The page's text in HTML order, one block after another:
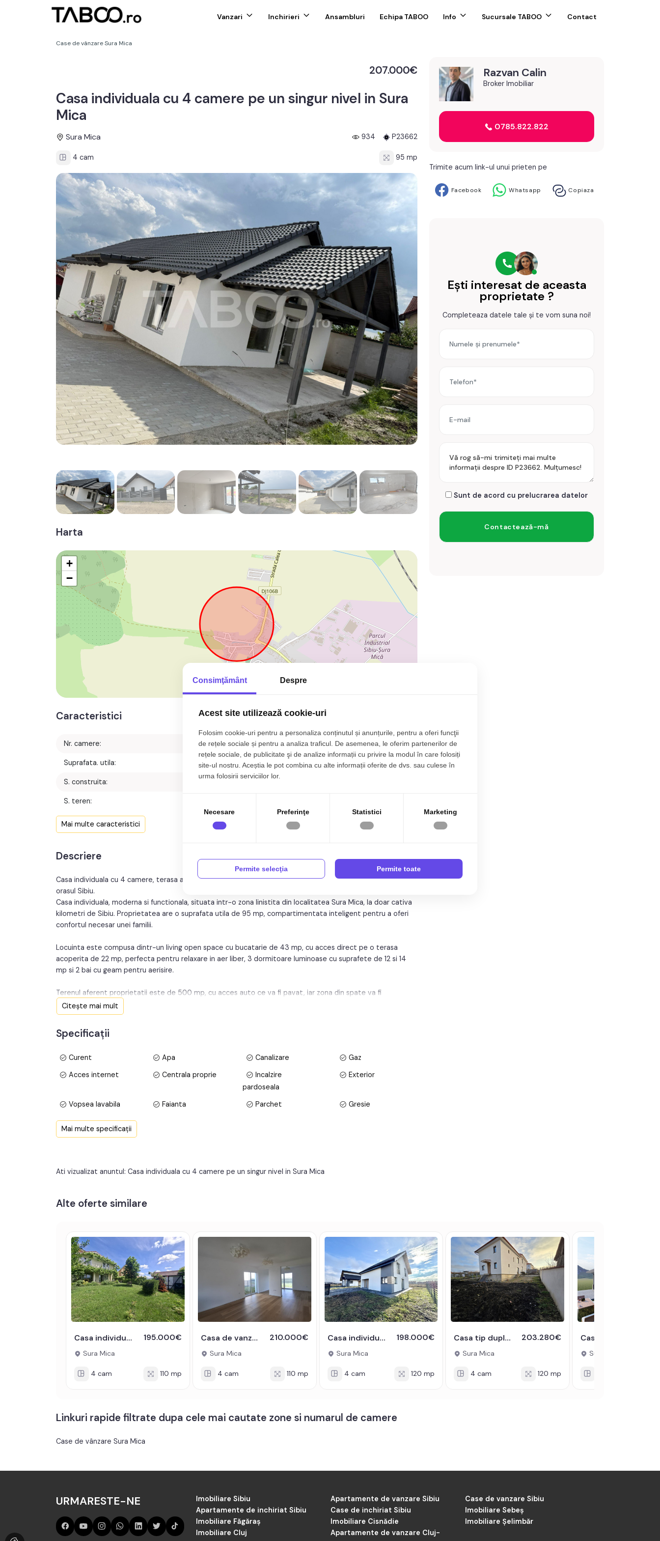
Vanzari Inchirieri Ansambluri Echipa TABOO Info Sucursale TABOO Contact
Case de vânzare Sura Mica
207.000€
Casa individuala cu 4 camere pe un singur nivel in Sura
Mica
Sura Mica 934 P23662
4 cam 95 mp
Harta
+
−
Caracteristici
Nr. camere: 4
Suprafata. utila: 95 mp
S. construita:
S. teren:
Nr. bai: 2
Nr. bucatarii: 1
Structura rezistenta: Caramida
Mai multe caracteristici
Descriere
Casa individuala cu 4 camere, terasa acoperita si 500 mp teren, de vanzare in Sura Mica – priveliste spre
orasul Sibiu.
Casa individuala, moderna si functionala, situata intr-o zona linistita din localitatea Sura Mica, la doar cativa
kilometri de Sibiu. Proprietatea are o suprafata utila de 95 mp, compartimentata inteligent pentru a oferi
confortul necesar unei familii.
Locuinta este compusa dintr-un living open space cu bucatarie de 43 mp, cu acces direct pe o terasa
acoperita de 22 mp, perfecta pentru relaxare in aer liber, 3 dormitoare luminoase cu suprafete de 12 si 14
mp si 2 bai cu geam pentru aerisire.
Terenul aferent proprietatii este de 500 mp, cu acces auto ce va fi pavat, iar zona din spate va fi
amenajata cu gazon verde, oferind un cadru placut pentru timp petrecut in curte.
cm, tamplarie PVC Salamander cu 3 foi de sticla, tavane umplute cu spuma pentru un plus de eficienta
Utilitatile disponibile sunt: curent electric, gaz, apa si canalizare, ceea ce face din aceasta proprietate o
alegere ideala pentru locuire permanenta.
rapid catre facilitati urbane.
Citește mai mult
Specificații
Curent Apa Canalizare
Gaz
Acces internet
Centrala proprie
Incalzire
pardoseala
Exterior
Vopsea lavabila Faianta Parchet
Gresie
Finisat
WC Serviciu
Mai multe specificații
Ati vizualizat anuntul: Casa individuala cu 4 camere pe un singur nivel in Sura Mica
Razvan Calin
Broker Imobiliar
0785.822.822
Trimite acum link-ul unui prieten pe
Facebook Whatsapp Copiaza
Ești interesat de aceasta
proprietate ?
Completeaza datele tale și te vom suna noi!
Sunt de acord cu prelucrarea datelor
Alte oferte similare
Casa individuala de vanzare - Sura Mica- 4 camere si 490 mp teren 195.000€
Sura Mica
4 cam 110 mp
Casa de vanzare 110mp 360mp teren curte gradina Sura Mica 210.000€
Sura Mica
4 cam 110 mp
Casa individuala de vanzare cu teren generos- predare la alb 198.000€
Sura Mica
4 cam 120 mp
Casa tip duplex de vanzare 120 utili teren 300 mp Sura Mica Sibiu 203.280€
Sura Mica
4 cam 120 mp
Sura Mica
Linkuri rapide filtrate dupa cele mai cautate zone si numarul de camere
Case de vânzare Sura Mica
URMARESTE-NE Imobiliare Sibiu Apartamente de vanzare Sibiu
Case de vanzare Sibiu
Apartamente de inchiriat Sibiu
Case de inchiriat Sibiu
Imobiliare Sebeș
Imobiliare Făgăraș
Imobiliare Cisnădie
Imobiliare Șelimbăr
Imobiliare Cluj
Apartamente de vanzare Cluj-
Consimţământ Despre
Acest site utilizează cookie-uri
Folosim cookie-uri pentru a personaliza conținutul și anunțurile, pentru a oferi funcţii
de rețele sociale și pentru a analiza traficul. De asemenea, le oferim partenerilor de
rețele sociale, de publicitate şi de analize informații cu privire la modul în care folosiți
site-ul nostru. Aceștia le pot combina cu alte informații oferite de dvs. sau culese în
urma folosirii serviciilor lor.
Necesare Preferinţe Statistici Marketing
Permite selecţia Permite toate